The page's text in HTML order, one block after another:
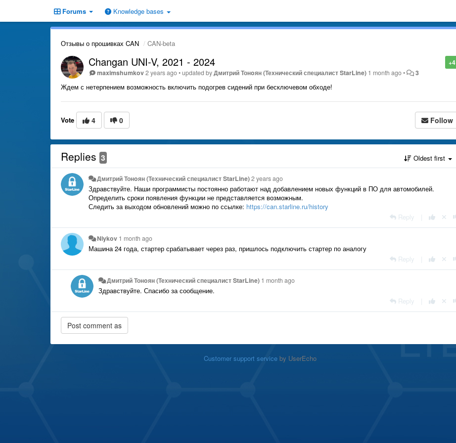
Forums Knowledge bases
Отзывы о прошивках CAN CAN-beta
+4
Changan UNI-V, 2021 - 2024
maximshumkov2 years ago•updated byДмитрий Тонoян (Технический специалист StarLine) 1 month ago• 3
Ждем с нетерпением возможность включить подогрев сидений при бесключевом обходе!
Vote 4 0 Follow
Replies 3 Oldest first
Дмитрий Тонoян (Технический специалист StarLine)2 years ago
Здравствуйте. Наши программисты постоянно работают над добавлением новых функций в ПО для автомобилей.
Определить сроки появления функции не представляется возможным.
Следить за выходом обновлений можно по ссылке: https://can.starline.ru/history
Reply
Niykov 1 month ago
Машина 24 года, стартер срабатывает через раз, пришлось подключить стартер по аналогу
Reply
Дмитрий Тонoян (Технический специалист StarLine) 1 month ago
Здравствуйте. Спасибо за сообщение.
Reply
Customer support serviceby UserEcho